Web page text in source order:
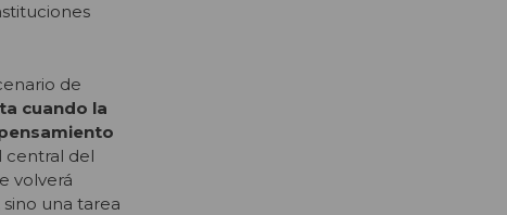
de
cuando la
central del
volverá
una tarea